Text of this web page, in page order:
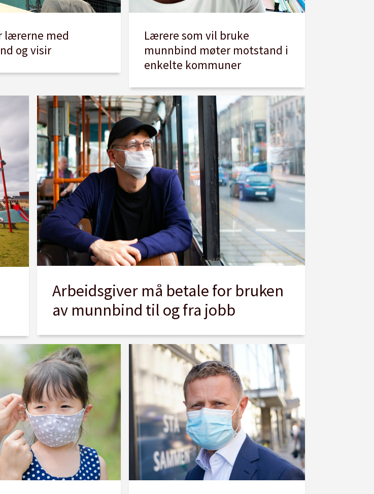
lærerne med
og visir
Lærere som vil bruke
munnbind møter motstand i
enkelte kommuner
Arbeidsgiver må betale for bruken
av munnbind til og fra jobb